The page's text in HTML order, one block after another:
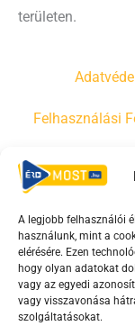
A legjobb felhasználói
használunk, mint a
elérésére. Ezen
hogy olyan adatokat
vagy az egyedi
vagy visszavonása
szolgáltatásokat.
területen.
Felhasználási
Irányelvek
F
a
c
e
b
Y
o
u
t
u
i
t